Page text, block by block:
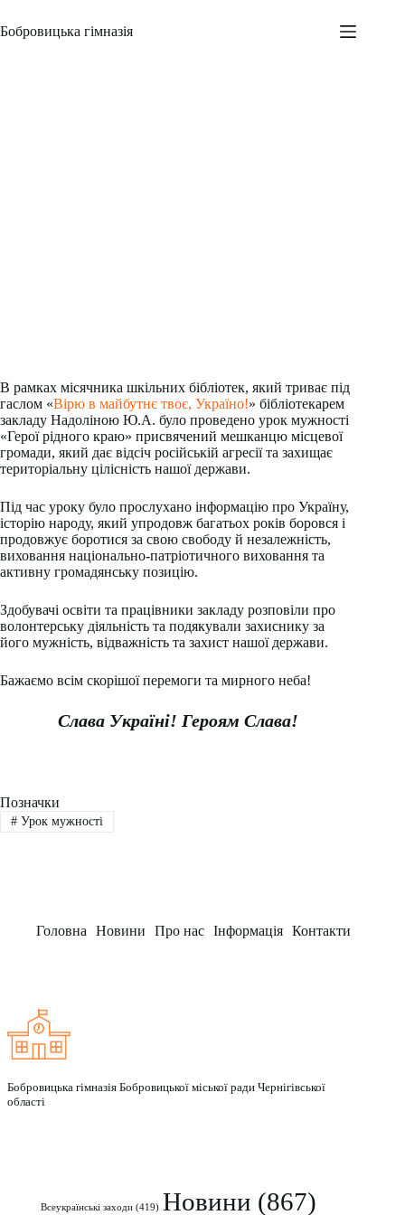
до
вмісту
Бобровицька гімназія
В рамках місячника шкільних бібліотек, який триває під
гаслом «Вірю в майбутнє твоє, Україно!» бібліотекарем
закладу Надоліною Ю.А. було проведено урок мужності
«Герої рідного краю» присвячений мешканцю місцевої
громади, який дає відсіч російській агресії та захищає
територіальну цілісність нашої держави.
Під час уроку було прослухано інформацію про Україну,
історію народу, який упродовж багатьох років боровся і
продовжує боротися за свою свободу й незалежність,
виховання національно-патріотичного виховання та
активну громадянську позицію.
Здобувачі освіти та працівники закладу розповіли про
волонтерську діяльність та подякували захиснику за
його мужність, відважність та захист нашої держави.
Бажаємо всім скорішої перемоги та мирного неба!
Слава Україні! Героям Слава!
Позначки
#Урок мужності
Головна Новини Про нас Інформація Контакти
Бобровицька гімназія Бобровицької міської ради Чернігівської
області
Всеукраїнські заходи(419) Новини (867)